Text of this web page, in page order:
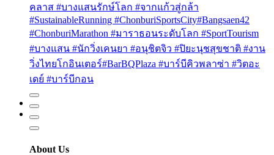
คลาส #บางแสนรักษ์โลก #จากแก้วสู่กล้า
#SustainableRunning #ChonburiSportsCity#Bangsaen42
#ChonburiMarathon #มาราธอนระดับโลก #SportTourism
#บางแสน #นักวิ่งเคนยา #อนุชิตจิว #ปิยะนุชสุขชาติ #งาน
วิ่งไทยโกอินเตอร์#BarBQPlaza #บาร์บีคิวพลาซ่า #วิตอะ
เดย์ #บาร์บีกอน
About Us